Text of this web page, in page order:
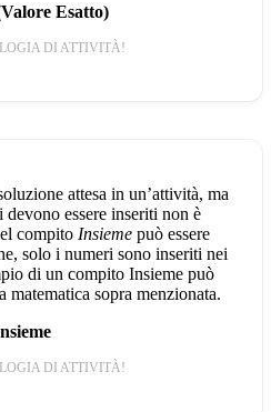
Esatto)
DI ATTIVITÀ!
attesa in un’attività, ma
essere inseriti non è
compito Insieme può essere
solo i numeri sono inseriti nei
di un compito Insieme può
matematica sopra menzionata.
DI ATTIVITÀ!